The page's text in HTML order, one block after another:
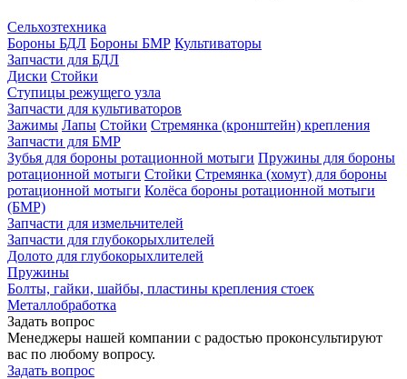
Сельхозтехника
Бороны БДЛ Бороны БМР Культиваторы
Запчасти для БДЛ
Диски Стойки
Ступицы режущего узла
Запчасти для культиваторов
Зажимы Лапы Стойки Стремянка (кронштейн) крепления
Запчасти для БМР
Зубья для бороны ротационной мотыги Пружины для бороны
ротационной мотыги Стойки Стремянка (хомут) для бороны
ротационной мотыги Колёса бороны ротационной мотыги
(БМР)
Запчасти для измельчителей
Запчасти для глубокорыхлителей
Долото для глубокорыхлителей
Пружины
Болты, гайки, шайбы, пластины крепления стоек
Металлобработка
Задать вопрос
Менеджеры нашей компании с радостью проконсультируют
вас по любому вопросу.
Задать вопрос